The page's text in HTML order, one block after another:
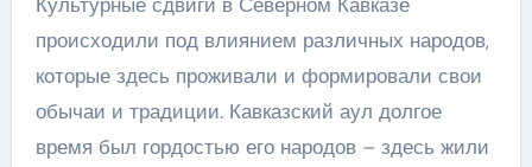
происходили под влиянием различных народов,
которые здесь проживали и формировали свои
обычаи и традиции. Кавказский аул долгое
время был гордостью его народов – здесь жили